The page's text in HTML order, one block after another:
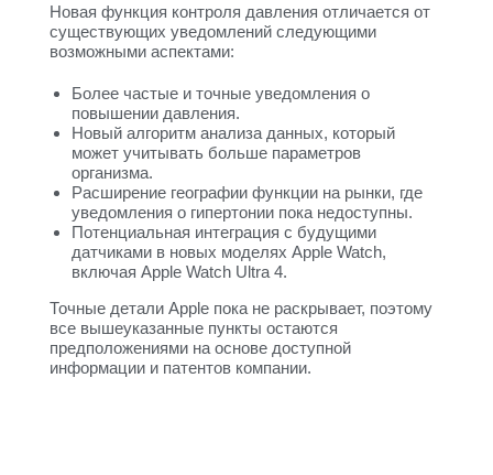
Новая функция контроля давления отличается от
существующих уведомлений следующими
возможными аспектами:
Более частые и точные уведомления о
повышении давления.
Новый алгоритм анализа данных, который
может учитывать больше параметров
организма.
Расширение географии функции на рынки, где
уведомления о гипертонии пока недоступны.
Потенциальная интеграция с будущими
датчиками в новых моделях Apple Watch,
включая Apple Watch Ultra 4.
Точные детали Apple пока не раскрывает, поэтому
все вышеуказанные пункты остаются
предположениями на основе доступной
информации и патентов компании.